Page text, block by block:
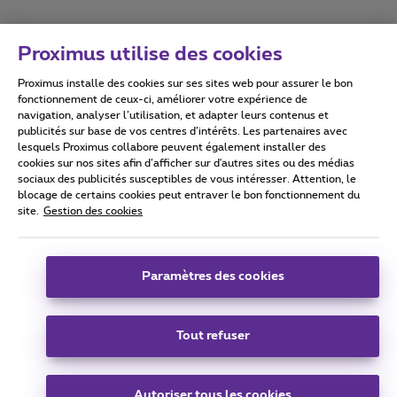
Conditions d'utilisation Accessibility statement
Tous droits réservés. © 2026
Conditions générales, info consommateur
Coordonnées de l’entreprise
Boulevard du Roi Albert II 27 - B-1030 Bruxelles.
Carrier & Wholesale Solutions
Proximus utilise des cookies
Proximus installe des cookies sur ses sites web pour assurer le bon
fonctionnement de ceux-ci, améliorer votre expérience de
navigation, analyser l’utilisation, et adapter leurs contenus et
publicités sur base de vos centres d’intérêts. Les partenaires avec
lesquels Proximus collabore peuvent également installer des
cookies sur nos sites afin d’afficher sur d'autres sites ou des médias
sociaux des publicités susceptibles de vous intéresser. Attention, le
blocage de certains cookies peut entraver le bon fonctionnement du
site.
Gestion des cookies
Paramètres des cookies
Tout refuser